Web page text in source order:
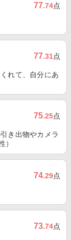
77.74点
77.31点
れて、自分にあ
75.25点
き出物やカメラ
）
74.29点
73.74点